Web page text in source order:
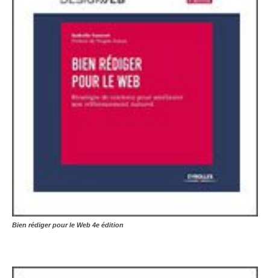
Bien rédiger pour le Web 4e édition